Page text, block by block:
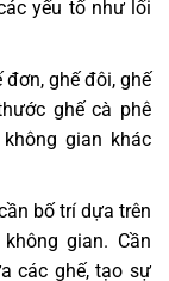
yếu tố như lối
đơn, ghế đôi, ghế
ghế cà phê
gian khác
bố trí dựa trên
gian. Cần
các ghế, tạo sự